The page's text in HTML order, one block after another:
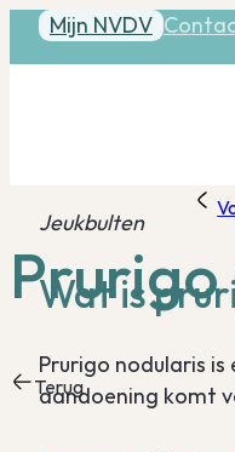
Mijn NVDV
Prurigo
Terug
Jeukbulten
Wat is
Prurigo nodularis is
aandoening komt